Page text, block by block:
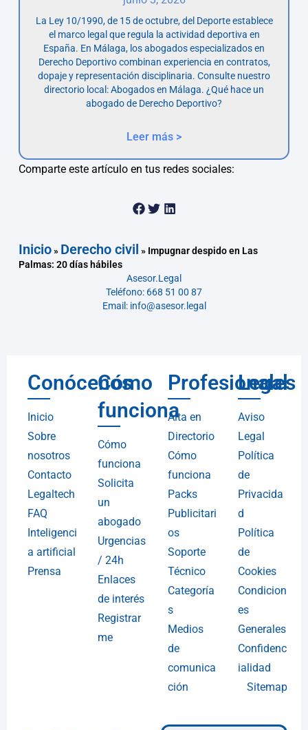
La Ley 10/1990, de 15 de octubre, del Deporte establece
el marco legal que regula la actividad deportiva en
España. En Málaga, los abogados especializados en
Derecho Deportivo combinan experiencia en contratos,
dopaje y representación disciplinaria. Consulte nuestro
directorio local: Abogados en Málaga. ¿Qué hace un
abogado de Derecho Deportivo?
Leer más >
Comparte este artículo en tus redes sociales:
Inicio» Derecho civil » Impugnar despido en Las
Palmas: 20 días hábiles
Asesor.Legal
Teléfono: 668 51 00 87
Email: info@asesor.legal
Conócenos
Inicio
Sobre
nosotros
Contacto
Legaltech
FAQ
Inteligenci
a artificial
Prensa
Cómo
funciona
Cómo
funciona
Solicita
un
abogado
Urgencias
/ 24h
Enlaces
de interés
Registrar
me
Profesionales
Alta en
Directorio
Cómo
funciona
Packs
Publicitari
os
Soporte
Técnico
Categoría
s
Medios
de
comunica
ción
Legal
Aviso
Legal
Política
de
Privacida
d
Política
de
Cookies
Condicion
es
Generales
Confidenc
ialidad
Sitemap